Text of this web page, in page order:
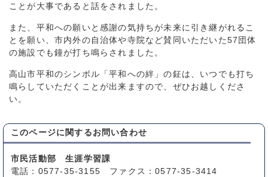
ことが大事であると話をされました。
また、平和への願いと感謝の気持ちが未来に引き継がれるこ
とを願い、市内外の自治体や寺院など賛同いただいた57団体
の施設でも鐘が打ち鳴らされました。
高山市平和のシンボル「平和への絆」の鉦は、いつでも打ち
鳴らしていただくことが出来ますので、ぜひお越しくださ
い。
このページに関する お問い合わせ
市民活動部 生涯学習課
電話：0577-35-3155 ファクス：0577-35-3414